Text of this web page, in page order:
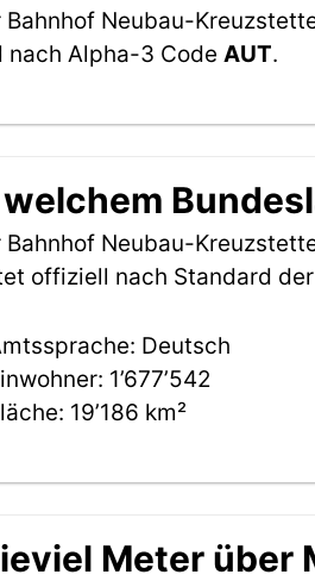
Bahnhof Neubau-
nach Alpha-3 Code AUT.
Bahnhof Neubau-
offiziell nach Standard
Deutsch
1’677’542
19’186 km²
Meter über